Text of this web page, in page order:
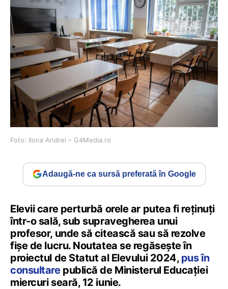
Foto: Ilona Andrei – G4Media.ro
Adaugă-ne ca sursă preferată în Google
Elevii care perturbă orele ar putea fi reținuți
într-o sală, sub supravegherea unui
profesor, unde să citească sau să rezolve
fișe de lucru. Noutatea se regăsește în
proiectul de Statut al Elevului 2024, pus în
consultarepublică de Ministerul Educației
miercuri seară, 12 iunie.